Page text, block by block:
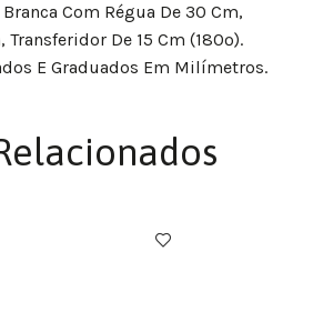
Com Régua De 30 Cm,
Transferidor De 15 Cm (180º).
E Graduados Em Milímetros.